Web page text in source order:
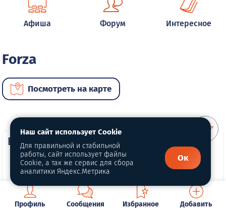
Афиша Форум Интересное
Forza
Посмотреть на карте
ВИП автомобили
Профиль Сообщения Избранное Добавить
Наш сайт использует Cookie
Для правильной и стабильной
работы, сайт использует файлы
Cookie, а так же сервис для сбора
аналитики Яндекс.Метрика
Ок